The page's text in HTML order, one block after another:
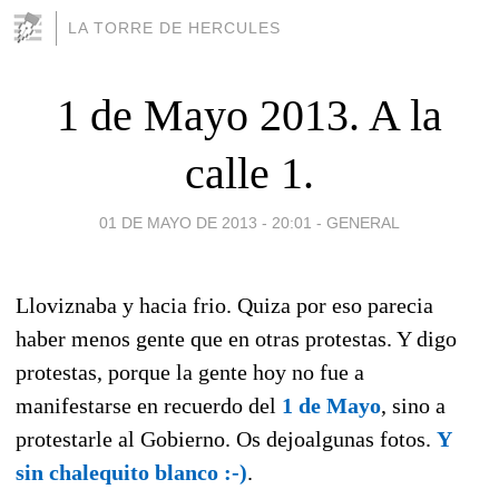
LA TORRE DE HERCULES
1 de Mayo 2013. A la
calle 1.
01 DE MAYO DE 2013 - 20:01 - GENERAL
Lloviznaba y hacia frio. Quiza por eso parecia
haber menos gente que en otras protestas. Y digo
protestas, porque la gente hoy no fue a
manifestarse en recuerdo del 1 de Mayo, sino a
protestarle al Gobierno. Os dejoalgunas fotos. Y
sin chalequito blanco :-).